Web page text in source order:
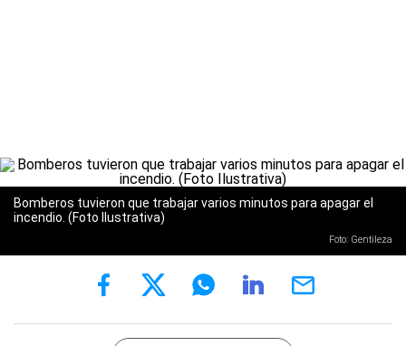
Bomberos tuvieron que trabajar varios minutos para apagar el
incendio. (Foto Ilustrativa)
Foto: Gentileza